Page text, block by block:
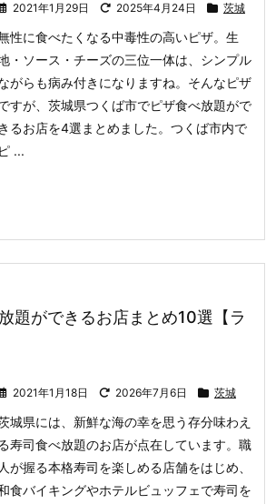
2021年1月29日 2025年4月24日 茨城
性に食べたくなる中毒性の高いピザ。 生
・ソース・チーズの三位一体は、シンプル
がらも病み付きになりますね。 そんなピザ
すが、茨城県つくば市でピザ食べ放題がで
きるお店を4選まとめました。 つくば市内で
ピ ...
題ができるお店まとめ10選【ラ
2021年1月18日 2026年7月6日 茨城
城県には、新鮮な海の幸を思う存分味わえ
寿司食べ放題のお店が点在しています。 職
人が握る本格寿司を楽しめる店舗をはじめ、
食バイキングやホテルビュッフェで寿司を